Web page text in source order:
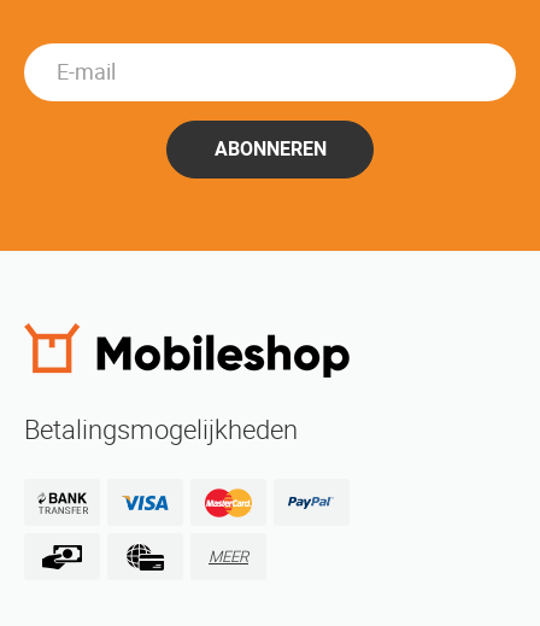
ABONNEREN
Betalingsmogelijkheden
MEER